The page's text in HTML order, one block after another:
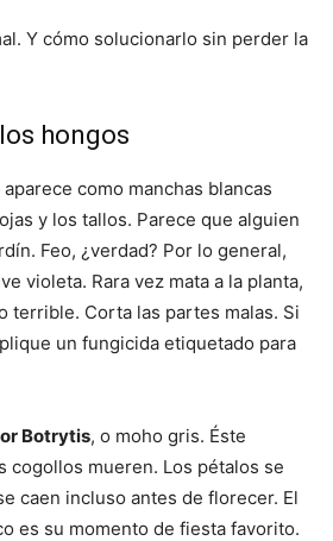
Y cómo solucionarlo sin perder la
hongos
aparece como manchas blancas
y los tallos. Parece que alguien
Feo, ¿verdad? Por lo general,
violeta. Rara vez mata a la planta,
terrible. Corta las partes malas. Si
un fungicida etiquetado para
Botrytis, o moho gris. Éste
cogollos mueren. Los pétalos se
caen incluso antes de florecer. El
es su momento de fiesta favorito.